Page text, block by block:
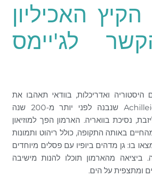
האכיליון
לג'יימס
ואדריכלות, בוודאי תאהבו את
ארמון הקיץ Achilleion שנבנה לפני יותר מ-200 שנה
נסיכת בוואריה. הארמון הפך למוזיאון
באותה התקופה, כולל ריהוט ותמונות
בו: גן מדהים ביופיו עם פסלים מיוחדים
ביציאה מהארמון תוכלו להנות מישיבה
ומתצפית על הים.